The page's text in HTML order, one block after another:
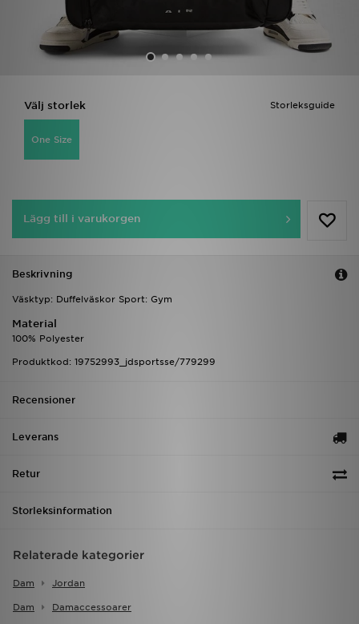
Storleksguide
Välj storlek
One Size
Lägg till i varukorgen
Beskrivning
Väsktyp: Duffelväskor Sport: Gym
Material
100% Polyester
Produktkod: 19752993_jdsportsse/779299
Recensioner
Leverans
Retur
Storleksinformation
Relaterade kategorier
Dam Jordan
Dam Damaccessoarer
JD Blogg